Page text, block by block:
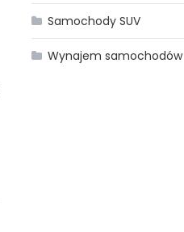
Samochody SUV
Wynajem samochodów